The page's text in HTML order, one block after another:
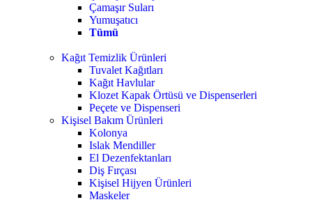
Çamaşır Suları
Yumuşatıcı
Tümü
Kağıt Temizlik Ürünleri
Tuvalet Kağıtları
Kağıt Havlular
Klozet Kapak Örtüsü ve Dispenserleri
Peçete ve Dispenseri
Kişisel Bakım Ürünleri
Kolonya
Islak Mendiller
El Dezenfektanları
Diş Fırçası
Kişisel Hijyen Ürünleri
Maskeler